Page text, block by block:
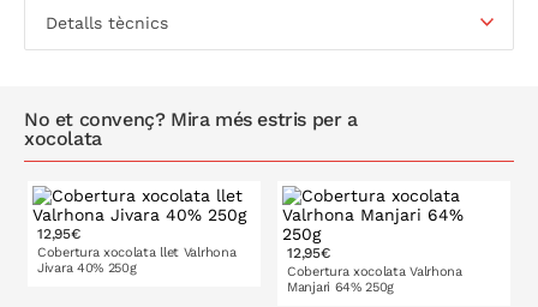
Detalls tècnics
No et convenç? Mira més estris per a
xocolata
12,95€
Cobertura xocolata llet Valrhona
Jivara 40% 250g
12,95€
Cobertura xocolata Valrhona
Manjari 64% 250g